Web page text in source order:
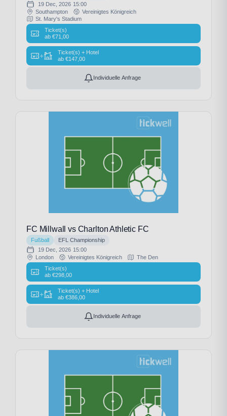
19 Dec, 2026 15:00
Southampton
Vereinigtes Königreich
St. Mary's Stadium
Ticket(s)
ab €71,00
+
Ticket(s) + Hotel
ab €147,00
Individuelle Anfrage
FC Millwall vs Charlton Athletic FC
Fußball
EFL Championship
19 Dec, 2026 15:00
London
Vereinigtes Königreich
The Den
Ticket(s)
ab €298,00
+
Ticket(s) + Hotel
ab €386,00
Individuelle Anfrage